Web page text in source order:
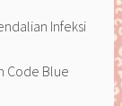
Infeksi
Code Blue